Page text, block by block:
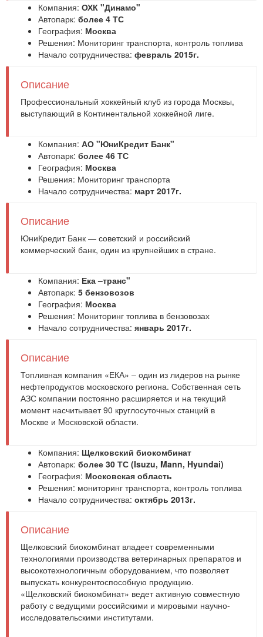
Компания: ОХК "Динамо"
Автопарк: более 4 ТС
География: Москва
Решения: Мониторинг транспорта, контроль топлива
Начало сотрудничества: февраль 2015г.
Описание
Профессиональный хоккейный клуб из города Москвы,
выступающий в Континентальной хоккейной лиге.
Компания: АО "ЮниКредит Банк"
Автопарк: более 46 ТС
География: Москва
Решения: Мониторинг транспорта
Начало сотрудничества: март 2017г.
Описание
ЮниКредит Банк — советский и российский
коммерческий банк, один из крупнейших в стране.
Компания: Ека –транс"
Автопарк: 5 бензовозов
География: Москва
Решения: Мониторинг топлива в бензовозах
Начало сотрудничества: январь 2017г.
Описание
Топливная компания «ЕКА» – один из лидеров на рынке
нефтепродуктов московского региона. Собственная сеть
АЗС компании постоянно расширяется и на текущий
момент насчитывает 90 круглосуточных станций в
Москве и Московской области.
Компания: Щелковский биокомбинат
Автопарк: более 30 ТС (Isuzu, Mann, Hyundai)
География: Московская область
Решения: мониторинг транспорта, контроль топлива
Начало сотрудничества: октябрь 2013г.
Описание
Щелковский биокомбинат владеет современными
технологиями производства ветеринарных препаратов и
высокотехнологичным оборудованием, что позволяет
выпускать конкурентоспособную продукцию.
«Щелковский биокомбинат» ведет активную совместную
работу с ведущими российскими и мировыми научно-
исследовательскими институтами.